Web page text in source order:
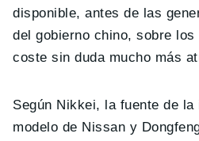
disponible, antes de las
del gobierno chino, sobre los
coste sin duda mucho más
Según Nikkei, la fuente de
modelo de Nissan y